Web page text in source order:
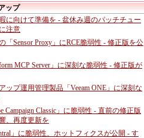
ップ
に向けて準備を - 盆休み週のパッチチュー
注意
「Sensor Proxy」にRCE脆弱性 - 修正版を公
MCP Server」に深刻な脆弱性 - 修正版が
ップ運用管理製品「Veeam ONE」に深刻な
Campaign Classic」に脆弱性 - 直前の修正版
、再度更新を
」に脆弱性、ホットフィクスが公開 - す